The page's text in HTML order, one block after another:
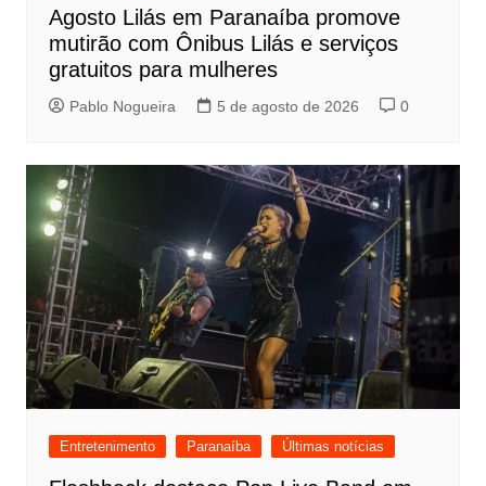
Agosto Lilás em Paranaíba promove
mutirão com Ônibus Lilás e serviços
gratuitos para mulheres
Pablo Nogueira 5 de agosto de 2026 0
Entretenimento Paranaíba Últimas notícias